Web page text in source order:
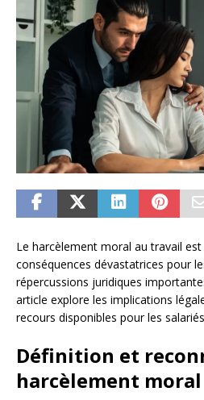
Le harcèlement moral au travail
conséquences dévastatrices pour
répercussions juridiques
article explore les implications
recours disponibles pour les
Définition et
harcèlement moral